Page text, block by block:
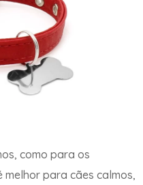
como para os
melhor para cães calmos,